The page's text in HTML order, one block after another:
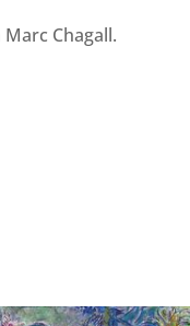
Chagall.